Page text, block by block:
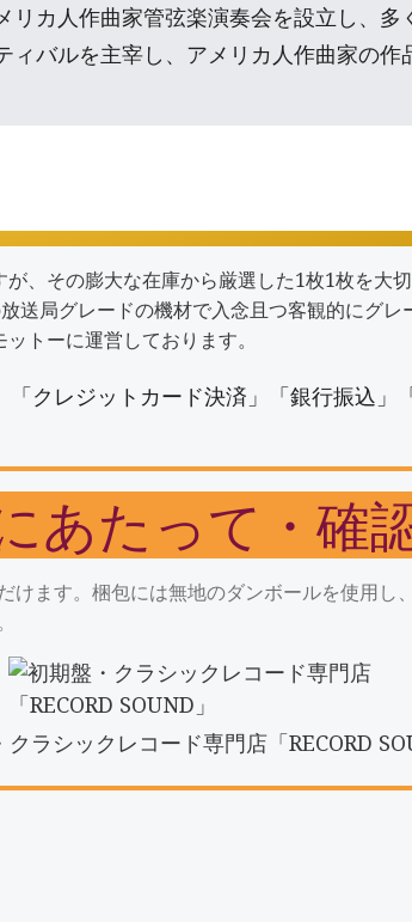
カ人作曲家管弦楽演奏会を設立し、
バルを主宰し、アメリカ人作曲家の
、その膨大な在庫から厳選した1枚1枚を大
送局グレードの機材で入念且つ客観的にグ
ットーに運営しております。
クレジットカード決済」「銀行振込」
あたって・確
ます。梱包には無地のダンボールを使用
ラシックレコード専門店「RECORD